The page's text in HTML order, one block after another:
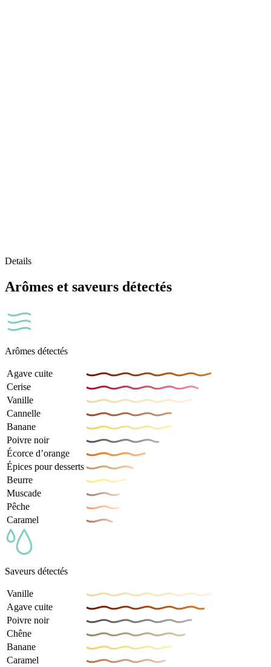
Details
Arômes et saveurs détectés
Arômes détectés
Agave cuite
Cerise
Vanille
Cannelle
Banane
Poivre noir
Écorce d’orange
Épices pour desserts
Beurre
Muscade
Pêche
Caramel
Saveurs détectés
Vanille
Agave cuite
Poivre noir
Chêne
Banane
Caramel